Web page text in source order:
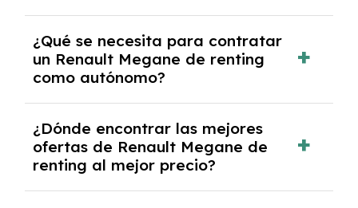
documentación financiera y, en algunos
casos, un informe de solvencia de la empresa
y un pago inicial.
¿Qué se necesita para contratar
un Renault Megane de renting
como autónomo?
autónomos, justificante de ingresos y, en
algunos casos, un informe fiscal y un pago
inicial.
¿Dónde encontrar las mejores
ofertas de Renault Megane de
renting al mejor precio?